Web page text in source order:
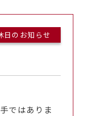
日のお知らせ
ではありま